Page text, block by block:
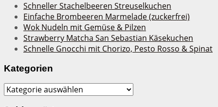
Schneller Stachelbeeren Streuselkuchen
Einfache Brombeeren Marmelade (zuckerfrei)
Wok Nudeln mit Gemüse & Pilzen
Strawberry Matcha San Sebastian Käsekuchen
Schnelle Gnocchi mit Chorizo, Pesto Rosso & Spinat
Kategorien
Kategorien